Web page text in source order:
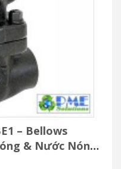
– Bellows
& Nước Nóng